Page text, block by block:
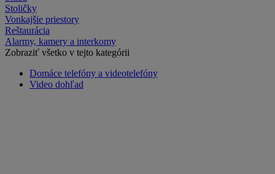
Stoličky
Vonkajšie priestory
Reštaurácia
Alarmy, kamery a interkomy
Zobraziť všetko v tejto kategórii
Domáce telefóny a videotelefóny
Video dohľad